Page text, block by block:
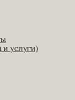
и услуги)